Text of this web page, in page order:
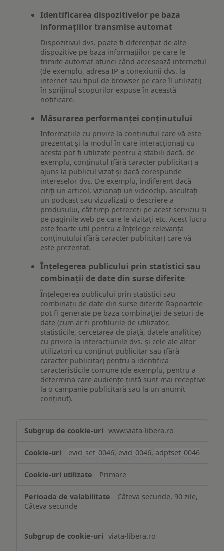
Identificarea dispozitivelor pe baza
informațiilor transmise automat
Dispozitivul dvs. poate fi diferențiat de alte
dispozitive pe baza informațiilor pe care le
trimite automat atunci când accesează internetul
(de exemplu, adresa IP a conexiunii dvs. la
internet sau tipul de browser pe care îl utilizați)
în sprijinul scopurilor expuse în această
notificare.
Măsurarea performanței conținutului
Informațiile cu privire la conținutul care vă este
prezentat și la modul în care interacționați cu
acesta pot fi utilizate pentru a stabili dacă, de
exemplu, conținutul (fără caracter publicitar) a
ajuns la publicul vizat și dacă corespunde
intereselor dvs. De exemplu, indiferent dacă
citiți un articol, vizionați un videoclip, ascultați
un podcast sau vizualizați o descriere a
produsului, cât timp petreceți pe acest serviciu și
pe paginile web pe care le vizitați etc. Acest lucru
este foarte util pentru a înțelege relevanța
conținutului (fără caracter publicitar) care vă
este prezentat.
Înțelegerea publicului prin statistici sau
combinații de date din surse diferite
Înțelegerea publicului prin statistici sau
combinații de date din surse diferite Rapoartele
pot fi generate pe baza combinației de seturi de
date (cum ar fi profilurile de utilizator,
statisticile, cercetarea de piață, datele analitice)
cu privire la interacțiunile dvs. și cele ale altor
utilizatori cu conținut publicitar sau (fără
caracter publicitar) pentru a identifica
caracteristicile comune (de exemplu, pentru a
determina care audiențe țintă sunt mai receptive
la o campanie publicitară sau la un anumit
conținut).
www.viata-libera.ro
evid_set_0046, evid_0046, adptset_0046
Primare
Câteva secunde, 90 zile,
Câteva secunde
viata-libera.ro